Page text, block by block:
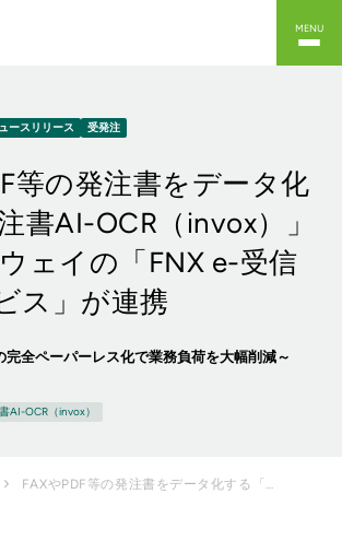
MENU
ースリリース 受発注
等の発注書をデータ化
書AI-OCR（invox）」
ェイの「FNX e-受信
ス」が連携
完全ペーパーレス化で業務負荷を大幅削減～
AI-OCR（invox）